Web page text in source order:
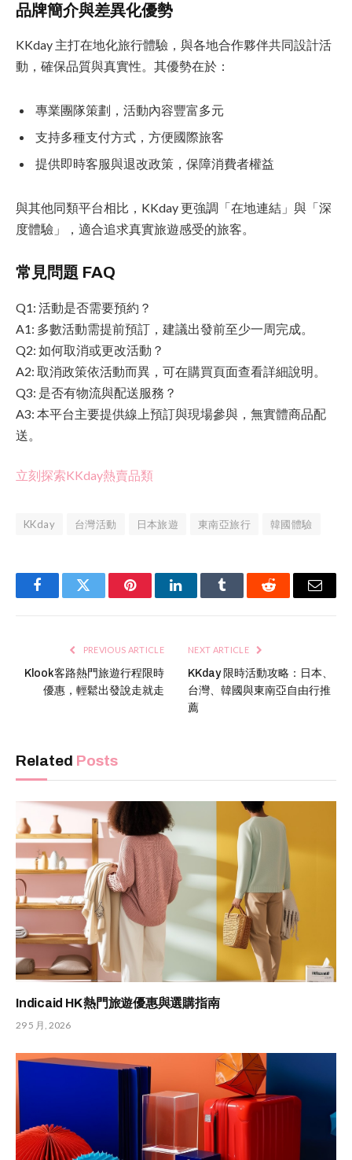
品牌簡介與差異化優勢
KKday 主打在地化旅行體驗，與各地合作夥伴共同設計活
動，確保品質與真實性。其優勢在於：
專業團隊策劃，活動內容豐富多元
支持多種支付方式，方便國際旅客
提供即時客服與退改政策，保障消費者權益
與其他同類平台相比，KKday 更強調「在地連結」與「深
度體驗」，適合追求真實旅遊感受的旅客。
常見問題 FAQ
Q1: 活動是否需要預約？
A1: 多數活動需提前預訂，建議出發前至少一周完成。
Q2: 如何取消或更改活動？
A2: 取消政策依活動而異，可在購買頁面查看詳細說明。
Q3: 是否有物流與配送服務？
A3: 本平台主要提供線上預訂與現場參與，無實體商品配
送。
立刻探索KKday熱賣品類
KKday 台灣活動 日本旅遊 東南亞旅行 韓國體驗
FacebookTwitter PinterestLinkedInTumblr Reddit Email
PREVIOUS ARTICLE
Klook客路熱門旅遊行程限時
優惠，輕鬆出發說走就走
NEXT ARTICLE
KKday 限時活動攻略：日本、
台灣、韓國與東南亞自由行推
薦
Related Posts
Indicaid HK 熱門旅遊優惠與選購指南
29 5 月, 2026